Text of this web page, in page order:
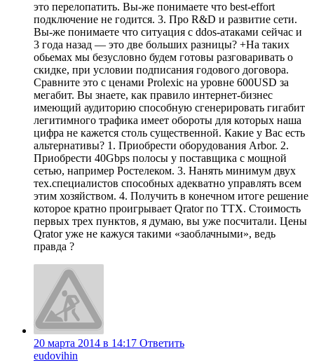
это перелопатить. Вы-же понимаете что best-effort
подключение не годится. 3. Про R&D и развитие сети.
Вы-же понимаете что ситуация с ddos-атаками сейчас и
3 года назад — это две больших разницы? +На таких
обьемах мы безусловно будем готовы разговаривать о
скидке, при условии подписания годового договора.
Сравните это с ценами Prolexic на уровне 600USD за
мегабит. Вы знаете, как правило интернет-бизнес
имеющий аудиторию способную сгенерировать гигабит
легитимного трафика имеет обороты для которых наша
цифра не кажется столь существенной. Какие у Вас есть
альтернативы? 1. Приобрести оборудования Arbor. 2.
Приобрести 40Gbps полосы у поставщика с мощной
сетью, например Ростелеком. 3. Нанять минимум двух
тех.специалистов способных адекватно управлять всем
этим хозяйством. 4. Получить в конечном итоге решение
которое кратно проигрывает Qrator по ТТХ. Стоимость
первых трех пунктов, я думаю, вы уже посчитали. Цены
Qrator уже не кажуся такими «заоблачными», ведь
правда ?
20 марта 2014 в 14:17 Ответить
eudovihin